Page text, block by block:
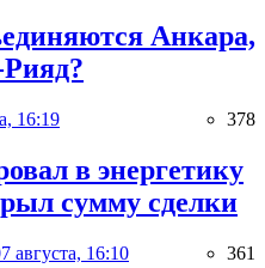
Анкара,
16:19 378
в энергетику
сумму сделки
августа, 16:10 361